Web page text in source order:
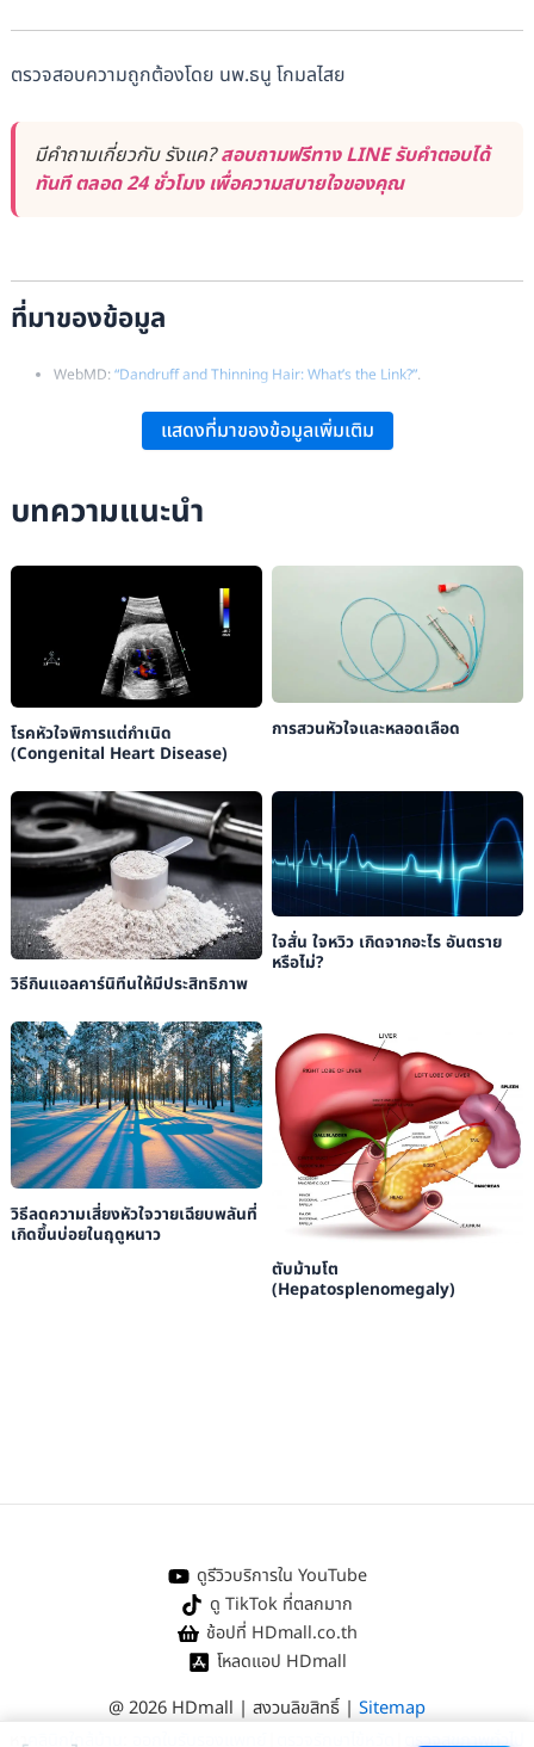
ตรวจสอบความถูกต้องโดย นพ.ธนู โกมลไสย
มีคำถามเกี่ยวกับ รังแค?สอบถามฟรีทาง LINE รับคำตอบได้
ทันที ตลอด 24 ชั่วโมง เพื่อความสบายใจของคุณ
ที่มาของข้อมูล
WebMD: “Dandruff and Thinning Hair: What’s the Link?”.
Causes, and Treatments”.
How to Stop”
แสดงที่มาของข้อมูลเพิ่มเติม
บทความแนะนำ
โรคหัวใจพิการแต่กำเนิด
(Congenital Heart Disease)
การสวนหัวใจและหลอดเลือด
วิธีกินแอลคาร์นิทีนให้มีประสิทธิภาพ
ใจสั่น ใจหวิว เกิดจากอะไร อันตราย
หรือไม่?
วิธีลดความเสี่ยงหัวใจวายเฉียบพลันที่
เกิดขึ้นบ่อยในฤดูหนาว
ตับม้ามโต
(Hepatosplenomegaly)
ดูรีวิวบริการใน YouTube
ดู TikTok ที่ตลกมาก
ช้อปที่ HDmall.co.th
โหลดแอป HDmall
@ 2026 HDmall | สงวนลิขสิทธิ์ | Sitemap
หาคลินิกใกล้บ้าน ตรวจสุขภาพทั่วไป